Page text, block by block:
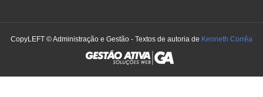
CopyLEFT © Administração e Gestão - Textos de autoria de Kenneth Corrêa